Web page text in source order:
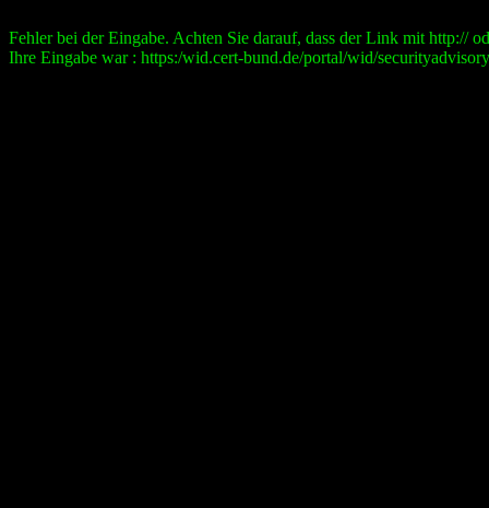
Fehler bei der Eingabe. Achten Sie darauf, dass der Link mit http://
Ihre Eingabe war : https:/wid.cert-bund.de/portal/wid/